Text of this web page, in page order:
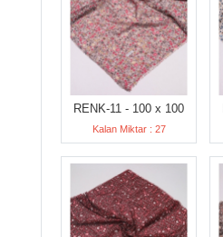
RENK-11 - 100 x 100
Kalan Miktar : 27